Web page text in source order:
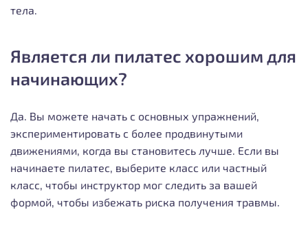
тела.
Является ли пилатес хорошим для
начинающих?
Да. Вы можете начать с основных упражнений,
экспериментировать с более продвинутыми
движениями, когда вы становитесь лучше. Если вы
начинаете пилатес, выберите класс или частный
класс, чтобы инструктор мог следить за вашей
формой, чтобы избежать риска получения травмы.